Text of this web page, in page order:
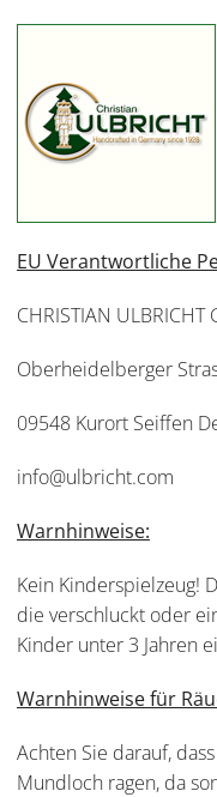
EU Verantwortliche
CHRISTIAN ULBRICHT
Oberheidelberger
09548 Kurort Seiffen
info@ulbricht.com
Warnhinweise:
Kein Kinderspielzeug!
die verschluckt oder
Kinder unter 3 Jahren
Warnhinweise für
Achten Sie darauf,
Mundloch ragen, da